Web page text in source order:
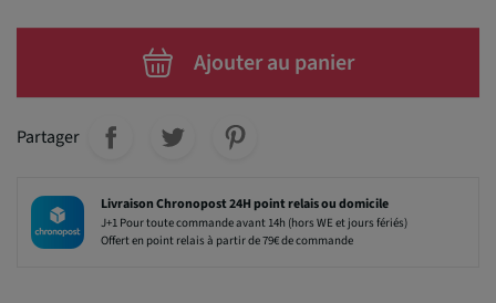
Ajouter au panier
Partager
Livraison Chronopost 24H point relais ou domicile
J+1 Pour toute commande avant 14h (hors WE et jours fériés)
Offert en point relais à partir de 79€ de commande